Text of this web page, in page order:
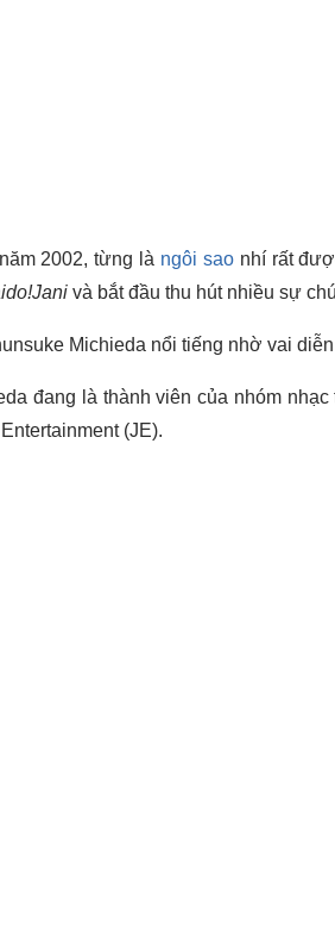
2002, từng là ngôi saonhí rất
và bắt đầu thu hút nhiều sự
Michieda nổi tiếng nhờ vai
đang là thành viên của nhóm
(JE).